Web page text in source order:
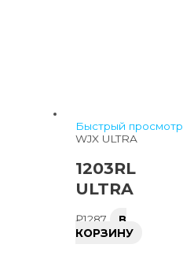
Быстрый просмотр
WJX ULTRA
1203RL
ULTRA
₽1287
В
КОРЗИНУ